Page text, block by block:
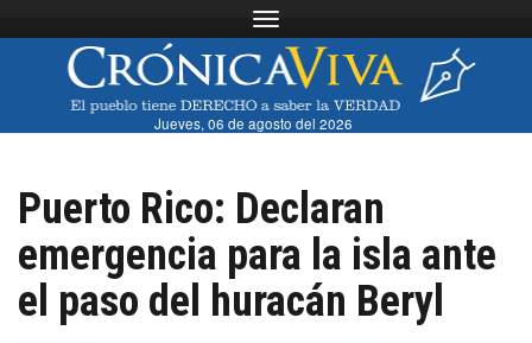
Toggle navigation
Jueves, 06 de agosto del 2026
Puerto Rico: Declaran
emergencia para la isla ante
el paso del huracán Beryl